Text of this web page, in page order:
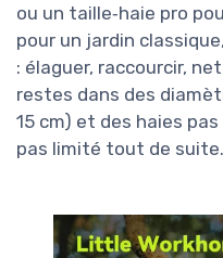
ou un taille‑haie pro
pour un jardin
: élaguer, raccourcir,
restes dans des
15 cm) et des haies
pas limité tout de suite.